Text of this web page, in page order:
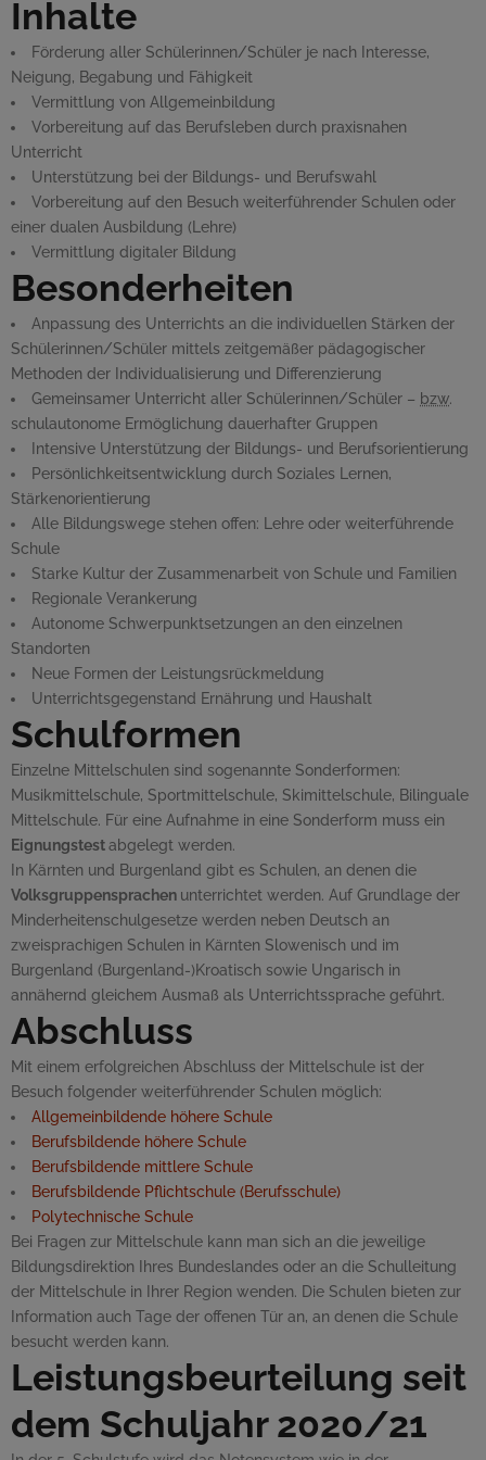
Inhalte
Förderung aller Schülerinnen/Schüler je nach Interesse,
Neigung, Begabung und Fähigkeit
Vermittlung von Allgemeinbildung
Vorbereitung auf das Berufsleben durch praxisnahen
Unterricht
Unterstützung bei der Bildungs- und Berufswahl
Vorbereitung auf den Besuch weiterführender Schulen oder
einer dualen Ausbildung (Lehre)
Vermittlung digitaler Bildung
Besonderheiten
Anpassung des Unterrichts an die individuellen Stärken der
Schülerinnen/Schüler mittels zeitgemäßer pädagogischer
Methoden der Individualisierung und Differenzierung
Gemeinsamer Unterricht aller Schülerinnen/Schüler – bzw.
schulautonome Ermöglichung dauerhafter Gruppen
Intensive Unterstützung der Bildungs- und Berufsorientierung
Persönlichkeitsentwicklung durch Soziales Lernen,
Stärkenorientierung
Alle Bildungswege stehen offen: Lehre oder weiterführende
Schule
Starke Kultur der Zusammenarbeit von Schule und Familien
Regionale Verankerung
Autonome Schwerpunktsetzungen an den einzelnen
Standorten
Neue Formen der Leistungsrückmeldung
Unterrichtsgegenstand Ernährung und Haushalt
Schulformen
Einzelne Mittelschulen sind sogenannte Sonderformen:
Musikmittelschule, Sportmittelschule, Skimittelschule, Bilinguale
Mittelschule. Für eine Aufnahme in eine Sonderform muss ein
Eignungstestabgelegt werden.
In Kärnten und Burgenland gibt es Schulen, an denen die
Volksgruppensprachen unterrichtet werden. Auf Grundlage der
Minderheitenschulgesetze werden neben Deutsch an
zweisprachigen Schulen in Kärnten Slowenisch und im
Burgenland (Burgenland-)Kroatisch sowie Ungarisch in
annähernd gleichem Ausmaß als Unterrichtssprache geführt.
Abschluss
Mit einem erfolgreichen Abschluss der Mittelschule ist der
Besuch folgender weiterführender Schulen möglich:
Allgemeinbildende höhere Schule
Berufsbildende höhere Schule
Berufsbildende mittlere Schule
Berufsbildende Pflichtschule (Berufsschule)
Polytechnische Schule
Bei Fragen zur Mittelschule kann man sich an die jeweilige
Bildungsdirektion Ihres Bundeslandes oder an die Schulleitung
der Mittelschule in Ihrer Region wenden. Die Schulen bieten zur
Information auch Tage der offenen Tür an, an denen die Schule
besucht werden kann.
Leistungsbeurteilung seit
dem Schuljahr 2020/21